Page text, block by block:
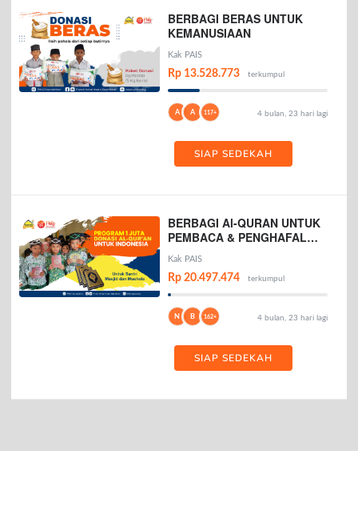
BERBAGI BERAS UNTUK
KEMANUSIAAN
Kak PAIS
Rp 13.528.773 terkumpul
A A 117+ 4 bulan, 23 hari lagi
SIAP SEDEKAH
BERBAGI Al-QURAN UNTUK
PEMBACA & PENGHAFAL
AL-QURAN
Kak PAIS
Rp 20.497.474 terkumpul
N B 162+ 4 bulan, 23 hari lagi
SIAP SEDEKAH